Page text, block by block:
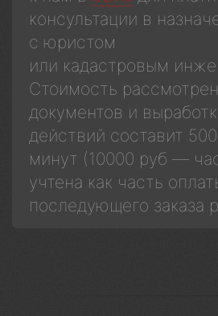
консультации в
с юристом
или кадастровым
Стоимость
документов и
действий составит
минут (10000 руб —
учтена как часть
последующего заказа